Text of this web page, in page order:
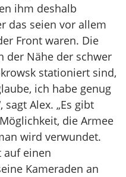
ihm deshalb
das seien vor allem
Front waren. Die
der Nähe der schwer
stationiert sind,
ich habe genug
Alex. „Es gibt
die Armee
wird verwundet.
auf einen
Kameraden an